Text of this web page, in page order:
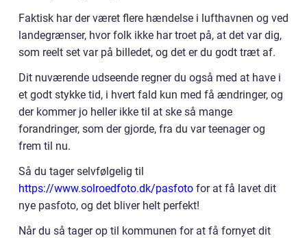
Faktisk har der været flere hændelse i lufthavnen og ved
landegrænser, hvor folk ikke har troet på, at det var dig,
som reelt set var på billedet, og det er du godt træt af.
Dit nuværende udseende regner du også med at have i
et godt stykke tid, i hvert fald kun med få ændringer, og
der kommer jo heller ikke til at ske så mange
forandringer, som der gjorde, fra du var teenager og
frem til nu.
Så du tager selvfølgelig til
https://www.solroedfoto.dk/pasfoto for at få lavet dit
nye pasfoto, og det bliver helt perfekt!
Når du så tager op til kommunen for at få fornyet dit